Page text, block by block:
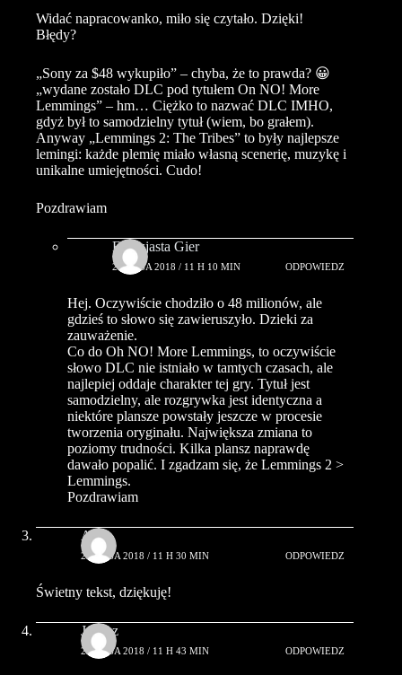
Widać napracowanko, miło się czytało. Dzięki!
Błędy?
„Sony za $48 wykupiło” – chyba, że to prawda? 😀
„wydane zostało DLC pod tytułem On NO! More
Lemmings” – hm… Ciężko to nazwać DLC IMHO,
gdyż był to samodzielny tytuł (wiem, bo grałem).
Anyway „Lemmings 2: The Tribes” to były najlepsze
lemingi: każde plemię miało własną scenerię, muzykę i
unikalne umiejętności. Cudo!
Pozdrawiam
Entuzjasta Gier
24 MAJA 2018 / 11 H 10 MIN ODPOWIEDZ
Hej. Oczywiście chodziło o 48 milionów, ale
gdzieś to słowo się zawieruszyło. Dzieki za
zauważenie.
Co do Oh NO! More Lemmings, to oczywiście
słowo DLC nie istniało w tamtych czasach, ale
najlepiej oddaje charakter tej gry. Tytuł jest
samodzielny, ale rozgrywka jest identyczna a
niektóre plansze powstały jeszcze w procesie
tworzenia oryginału. Największa zmiana to
poziomy trudności. Kilka plansz naprawdę
dawało popalić. I zgadzam się, że Lemmings 2 >
Lemmings.
Pozdrawiam
Axl
24 MAJA 2018 / 11 H 30 MIN ODPOWIEDZ
Świetny tekst, dziękuję!
Janusz
24 MAJA 2018 / 11 H 43 MIN ODPOWIEDZ